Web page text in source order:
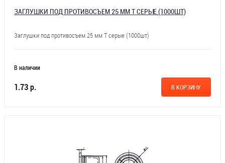
ЗАГЛУШКИ ПОД ПРОТИВОСЪЕМ 25 ММ Т СЕРЫЕ (1000ШТ)
Заглушки под противосъем 25 мм Т серые (1000шт)
В наличии
1.73 р. В КОРЗИНУ